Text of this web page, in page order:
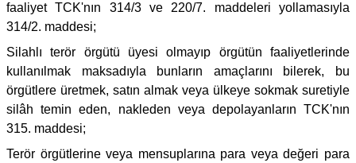
faaliyet TCK'nın 314/3 ve 220/7. maddeleri yollamasıyla
314/2. maddesi;
Silahlı terör örgütü üyesi olmayıp örgütün faaliyetlerinde
kullanılmak maksadıyla bunların amaçlarını bilerek, bu
örgütlere üretmek, satın almak veya ülkeye sokmak suretiyle
silâh temin eden, nakleden veya depolayanların TCK'nın
315. maddesi;
Terör örgütlerine veya mensuplarına para veya değeri para